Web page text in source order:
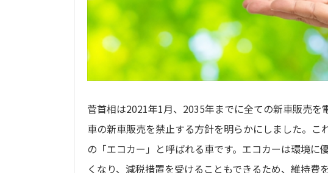
菅首相は2021年1月、2035年までに全ての新車販売
車の新車販売を禁止する方針を明らかにしました。
の「エコカー」と呼ばれる車です。エコカーは環境
くなり、減税措置を受けることもできるため、維持費